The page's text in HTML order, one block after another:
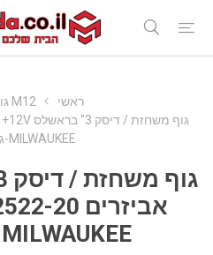
ראשי
M12 גוף בלבד
MILWAUKEE-גוף בלבד
MILWAUKEE-גוף בלבד